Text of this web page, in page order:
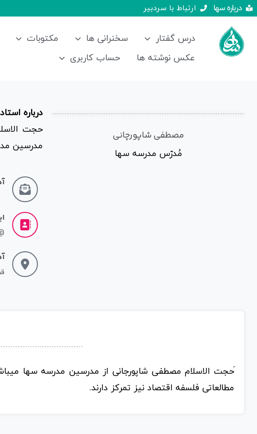
درباره سها ارتباط با سردبیر
درس گفتار سخنرانی ها
مکتوبات
عکس نوشته ها
حساب کاربری
مصطفی شاپورچانی
مُدرّس مدرسه سها
درباره
حجت
مدرسین
َحجت الاسلام مصطفی شاپورجانی از مدرسین مدرسه سها
مطالعاتی فلسفه اقتصاد نیز تمرکز دارند.